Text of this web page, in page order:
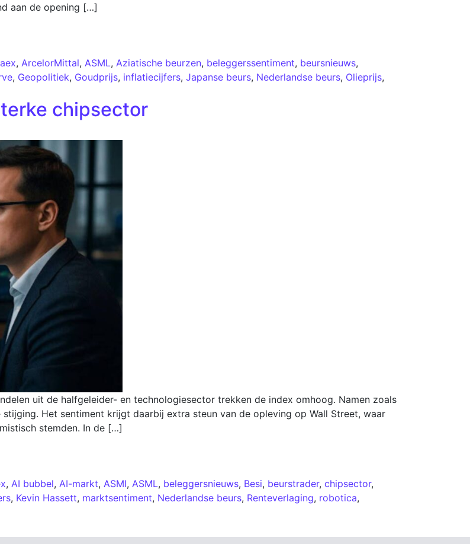
aan de opening […]
aex, ArcelorMittal, ASML, Aziatische beurzen, beleggerssentiment, beursnieuws,
, Geopolitiek, Goudprijs, inflatiecijfers, Japanse beurs, Nederlandse beurs, Olieprijs,
chipsector
uit de halfgeleider- en technologiesector trekken de index omhoog. Namen zoals
Het sentiment krijgt daarbij extra steun van de opleving op Wall Street, waar
stemden. In de […]
, AI bubbel, AI-markt, ASMI, ASML, beleggersnieuws, Besi, beurstrader, chipsector,
, Kevin Hassett, marktsentiment, Nederlandse beurs, Renteverlaging, robotica,